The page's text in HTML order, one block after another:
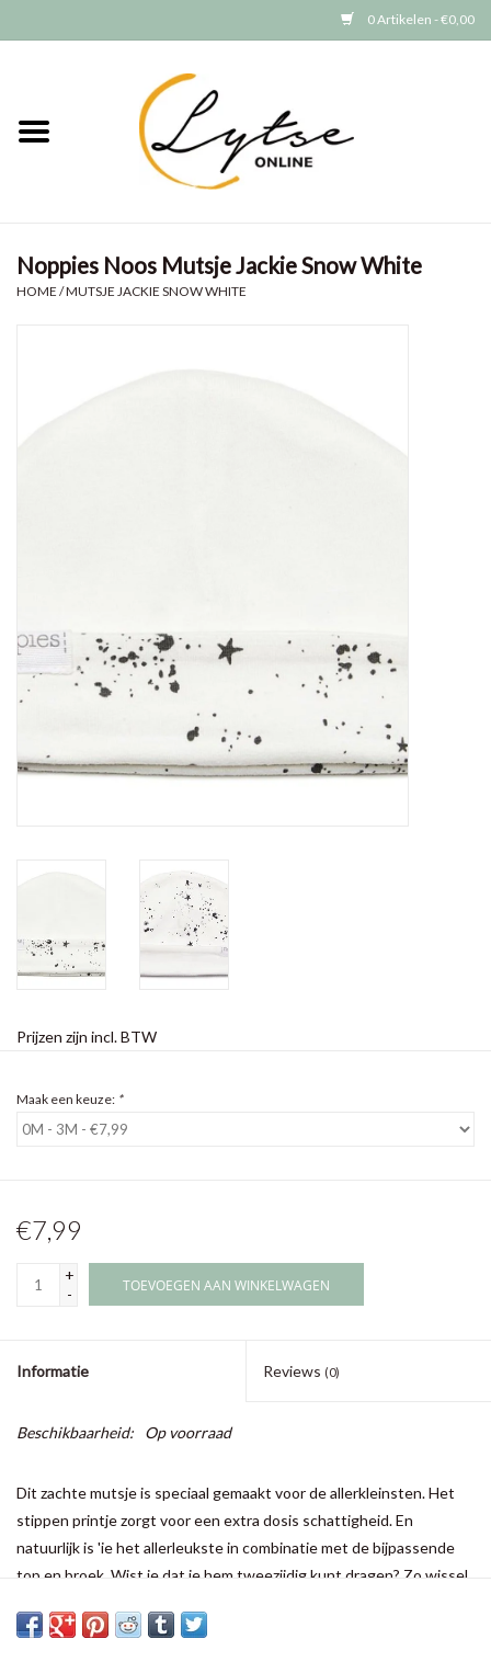
0 Artikelen - €0,00
Meisjes
Noppies Noos Mutsje Jackie Snow White
HOME /MUTSJE JACKIE SNOW WHITE
Prijzen zijn incl. BTW
Maak een keuze: *
€7,99
+
-
TOEVOEGEN AAN WINKELWAGEN
Informatie Reviews (0)
Beschikbaarheid: Op voorraad
Dit zachte mutsje is speciaal gemaakt voor de allerkleinsten. Het
stippen printje zorgt voor een extra dosis schattigheid. En
natuurlijk is 'ie het allerleukste in combinatie met de bijpassende
top en broek. Wist je dat je hem tweezijdig kunt dragen? Zo wissel
biologisch katoen. Fijn voor je baby en voor de wereld. We hebben